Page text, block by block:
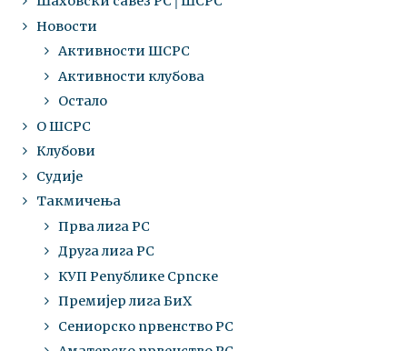
Новости
Активности ШСРС
Активности клубова
Остало
О ШСРС
Клубови
Судије
Такмичења
Прва лига РС
Друга лига РС
КУП Републике Српске
Премијер лига БиХ
Сениорско првенство РС